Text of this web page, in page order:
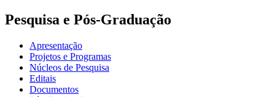
Pesquisa e Pós-Graduação
Apresentação
Projetos e Programas
Núcleos de Pesquisa
Editais
Documentos